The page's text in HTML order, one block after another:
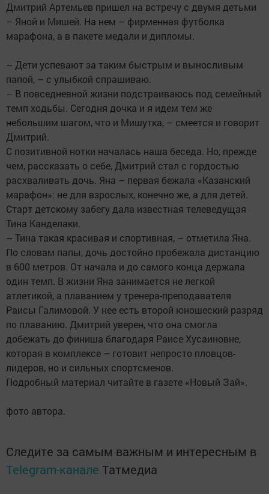
Дмитрий Артемьев пришел на встречу с двумя детьми
– Яной и Мишей. На нем – фирменная футболка
марафона, а в пакете медали и дипломы.
– Дети успевают за таким быстрым и выносливым
папой, – с улыбкой спрашиваю.
– В повседневной жизни подстраиваюсь под семейный
темп ходьбы. Сегодня дочка и я идем тем же
небольшим шагом, что и Мишутка, – смеется и говорит
Дмитрий.
С позитивной нотки началась наша беседа. Но, прежде
чем, рассказать о себе, Дмитрий стал с гордостью
расхваливать дочь. Яна – первая бежала «Казанский
марафон»: не для взрослых, конечно же, а для детей.
Старт детскому забегу дала известная телеведущая
Тина Канделаки.
– Тина такая красивая и спортивная, – отметила Яна.
По словам папы, дочь достойно пробежала дистанцию
в 600 метров. От начала и до самого конца держала
один темп. В жизни Яна занимается не легкой
атлетикой, а плаванием у тренера-преподавателя
Раисы Галимовой. У нее есть второй юношеский разряд
по плаванию. Дмитрий уверен, что она смогла
добежать до финиша благодаря Раисе Хусаиновне,
которая в комплексе – готовит непросто пловцов-
лидеров, но и сильных спортсменов.
Подробный материал читайте в газете «Новый Зай».
фото автора.
Следите за самым важным и интересным в
Telegram-канале Татмедиа